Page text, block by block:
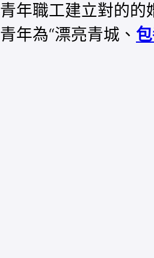
年職工建立對的
年為“漂亮青城、